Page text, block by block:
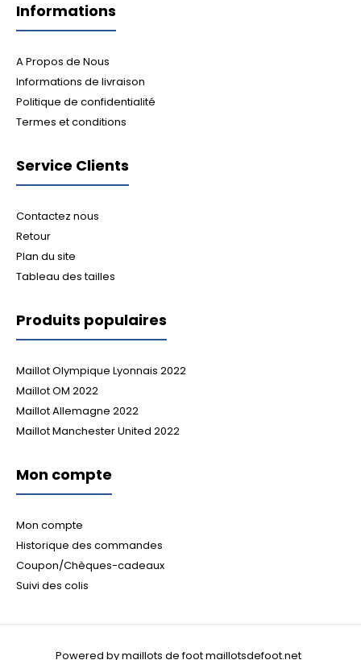
Informations
A Propos de Nous
Informations de livraison
Politique de confidentialité
Termes et conditions
Service Clients
Contactez nous
Retour
Plan du site
Tableau des tailles
Produits populaires
Maillot Olympique Lyonnais 2022
Maillot OM 2022
Maillot Allemagne 2022
Maillot Manchester United 2022
Mon compte
Mon compte
Historique des commandes
Coupon/Chèques-cadeaux
Suivi des colis
Powered by maillots de foot maillotsdefoot.net